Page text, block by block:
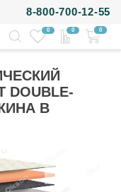
8-800-700-12-55
0 0 0
DOUBLE-
В